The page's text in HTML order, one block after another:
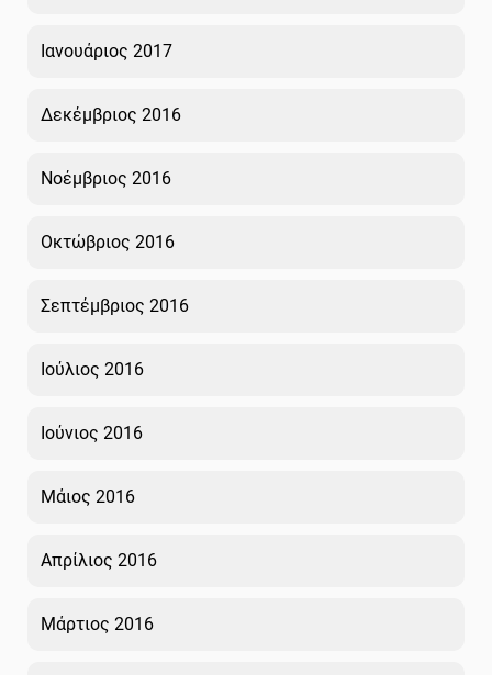
Ιανουάριος 2017
Δεκέμβριος 2016
Νοέμβριος 2016
Οκτώβριος 2016
Σεπτέμβριος 2016
Ιούλιος 2016
Ιούνιος 2016
Μάιος 2016
Απρίλιος 2016
Μάρτιος 2016